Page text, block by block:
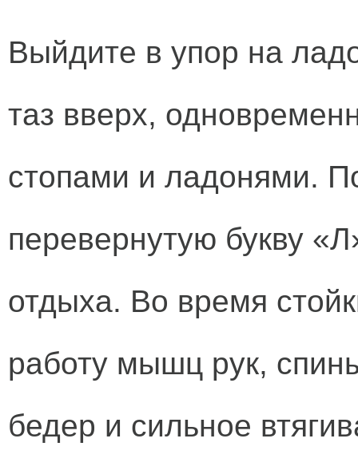
Выйдите в упор на
таз вверх,
стопами и ладонями.
перевернутую букву
отдыха. Во время
работу мышц рук,
бедер и сильное